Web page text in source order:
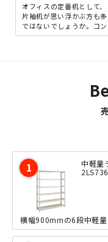
オフィスの定番机として、
片袖机が思い浮かぶ方も多
ではないでしょうか。コン
トサイズで、省スペース
中軽